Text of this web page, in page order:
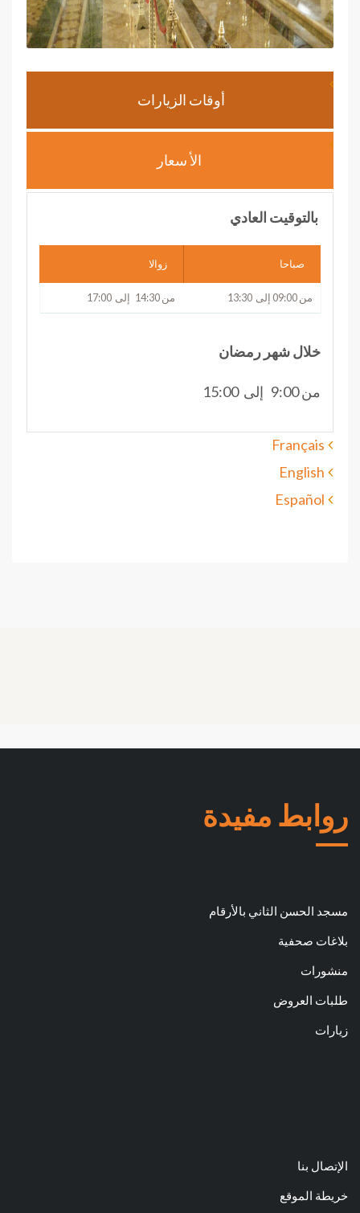
أوقات الزيارات
الأ سعار
بالتوقيت العادي
صباحا زوالا
من 09:00 إلى 13:30 من 14:30 إلى 17:00
خلال شهر رمضان
من 9:00 إلى 15:00
Français
English
Español
روابط مفيدة
مسجد الحسن الثاني بالأرقام
بلاغات صحفية
منشورات
طلبات العروض
زيارات
الإتصال بنا
خريطة الموقع